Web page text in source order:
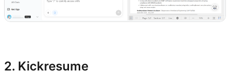
2. Kickresume